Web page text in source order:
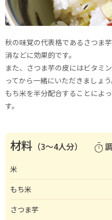
秋の味覚の代表格であるさつま
消などに効果的です。
また、さつま芋の皮にはビタミ
ってから一緒にいただきましょう
もち米を半分配合することによ
す。
材料 （3〜4人分） timer
米
もち米
さつま芋